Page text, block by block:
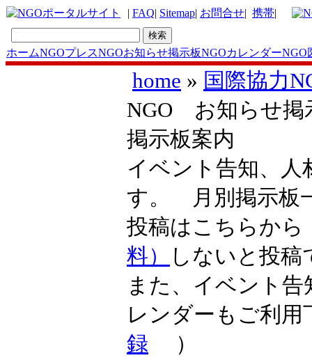
| FAQ| Sitemap| お問合せ| 携帯|
ホームNGOプレスNGOお知らせ掲示板NGOカレンダーNGO
home » 国際協力
NGO お知らせ掲
掲示板案内
イベント告知、人
す。 月別掲示
投稿はこちらか
料）
しないと投
また、イベント
レンダーもご利
録 ）